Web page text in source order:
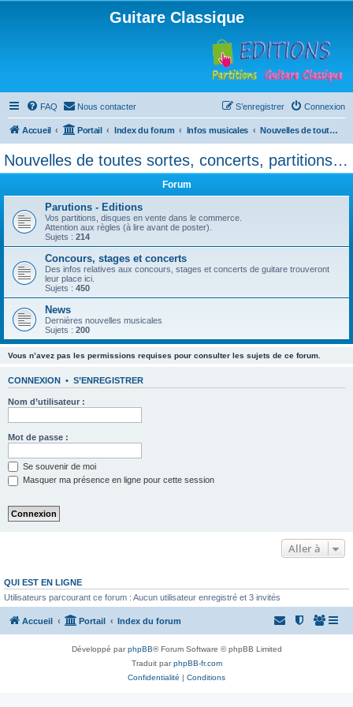
Guitare Classique
FAQ Nous contacter Connexion
S’enregistrer
Accueil Portail Index du forum Infos musicales Nouvelles de toutes sortes, concerts, partitions…
Nouvelles de toutes sortes, concerts, partitions…
Forum
Parutions - Editions
Vos partitions, disques en vente dans le commerce.
Attention aux règles (à lire avant de poster).
Sujets : 214
Concours, stages et concerts
Des infos relatives aux concours, stages et concerts de guitare trouveront
leur place ici.
Sujets : 450
News
Dernières nouvelles musicales
Sujets : 200
Vous n’avez pas les permissions requises pour consulter les sujets de ce forum.
CONNEXION • S’ENREGISTRER
Nom d’utilisateur :
Mot de passe :
Se souvenir de moi
Masquer ma présence en ligne pour cette session
Aller à
QUI EST EN LIGNE
Utilisateurs parcourant ce forum : Aucun utilisateur enregistré et 3 invités
Accueil Portail Index du forum
Développé parphpBB® Forum Software © phpBB Limited
Traduit parphpBB-fr.com
Confidentialité | Conditions